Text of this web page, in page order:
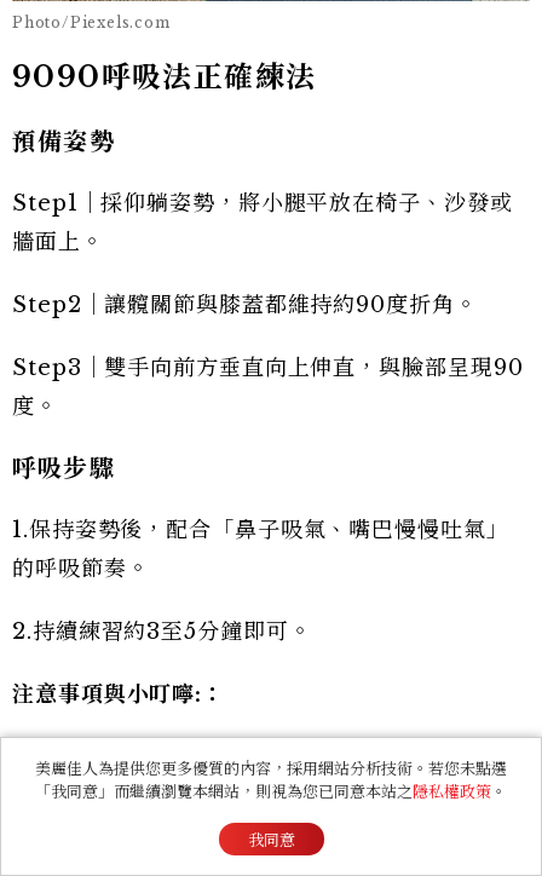
Photo/Piexels.com
9090呼吸法正確練法
預備姿勢
Step1｜採仰躺姿勢，將小腿平放在椅子、沙發或
牆面上。
Step2｜讓髖關節與膝蓋都維持約90度折角。
Step3｜雙手向前方垂直向上伸直，與臉部呈現90
度。
呼吸步驟
1.保持姿勢後，配合「鼻子吸氣、嘴巴慢慢吐氣」
的呼吸節奏。
2.持續練習約3至5分鐘即可。
注意事項與小叮嚀: ：
練習過程中，「慢慢吐氣」是發揮效果的關鍵！唯
有將氣體完整且緩慢地吐盡，身體才更容易重新建
立穩定感。如果吐氣太急或不夠徹底，反而容易讓
美麗佳人為提供您更多優質的內容，採用網站分析技術。若您未點選
「我同意」而繼續瀏覽本網站，則視為您已同意本站之隱私權政策 。
我同意